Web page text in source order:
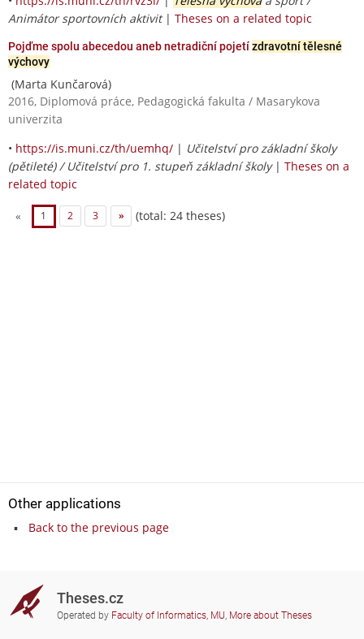
Animátor sportovních aktivit| Theses on a related topic
Pojďme spolu abecedou aneb netradiční pojetízdravotní tělesné
výchovy
(Marta Kunčarová)
2016, Diplomová práce, Pedagogická fakulta / Masarykova
univerzita
• https://is.muni.cz/th/uemhq/ | Učitelství pro základní školy
(pětileté) / Učitelství pro 1. stupeň základní školy| Theses on a
related topic
« 1 2 3 » (total: 24 theses)
Other applications
Back to the previous page
Theses.cz
Operated by Faculty of Informatics, MU, More about Theses